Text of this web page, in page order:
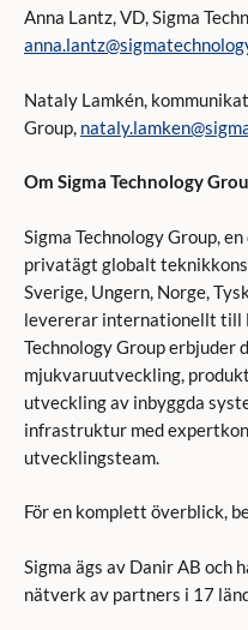
Anna Lantz, VD, Sigma
Nataly Lamkén,
Group,
Om Sigma Technology
Sigma Technology Group,
privatägt globalt
Sverige, Ungern, Norge,
levererar internationellt till
Technology Group erbjuder
mjukvaruutveckling,
utveckling av inbyggda
infrastruktur med
utvecklingsteam.
För en komplett överblick,
Sigma ägs av Danir AB och
nätverk av partners i 17